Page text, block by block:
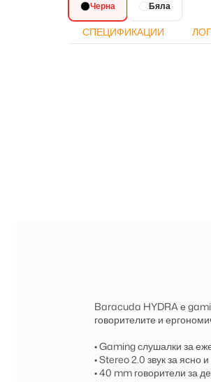
Черна Бяла
СПЕЦИФИКАЦИИ
Baracuda HYDRA е
говорителите и
• Gaming слушалки за
• Stereo 2.0 звук за ясно
• 40 mm говорители за